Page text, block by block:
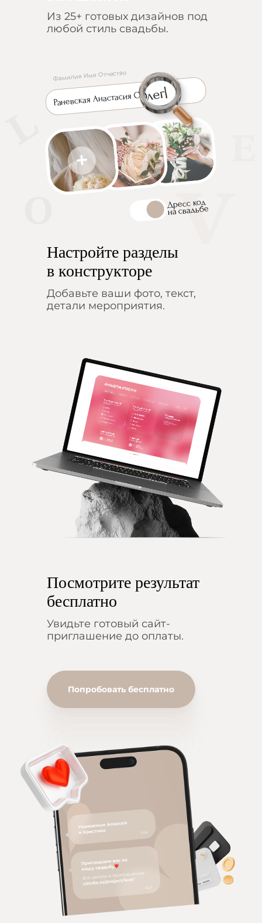
Из 25+ готовых дизайнов под
любой стиль свадьбы.
Фамилия Имя Отчество
Раневская Анастасия Олег|
Дресс код
на свадьбе
Настройте разделы
в конструкторе
Добавьте ваши фото, текст,
детали мероприятия.
Посмотрите результат
бесплатно
Увидьте готовый сайт-
приглашение до оплаты.
Попробовать бесплатно